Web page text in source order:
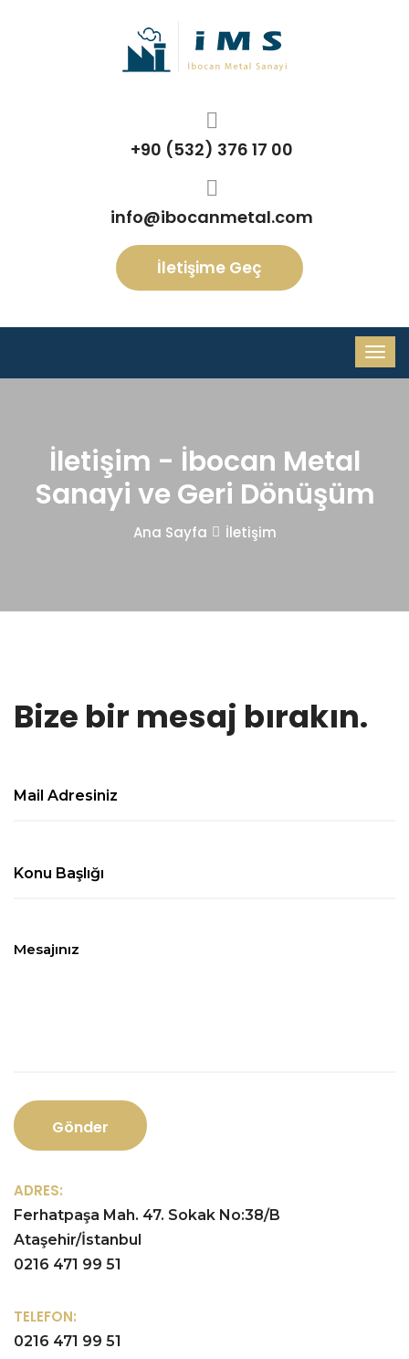
+90 (532) 376 17 00
info@ibocanmetal.com
İletişime Geç
İletişim - İbocan Metal
Sanayi ve Geri Dönüşüm
Ana Sayfa İletişim
Bize bir mesaj bırakın.
ADRES:
Ferhatpaşa Mah. 47. Sokak No:38/B
Ataşehir/İstanbul
0216 471 99 51
TELEFON:
0216 471 99 51